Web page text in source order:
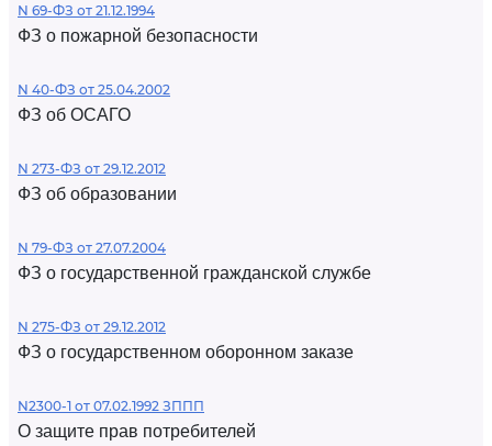
N 69-ФЗ от 21.12.1994
ФЗ о пожарной безопасности
N 40-ФЗ от 25.04.2002
ФЗ об ОСАГО
N 273-ФЗ от 29.12.2012
ФЗ об образовании
N 79-ФЗ от 27.07.2004
ФЗ о государственной гражданской службе
N 275-ФЗ от 29.12.2012
ФЗ о государственном оборонном заказе
N2300-1 от 07.02.1992 ЗППП
О защите прав потребителей